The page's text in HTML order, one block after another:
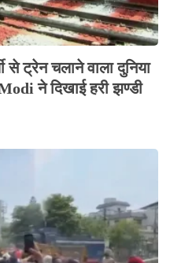
ट्रेन चलाने वाला दुनिया
ने दिखाई हरी झण्डी